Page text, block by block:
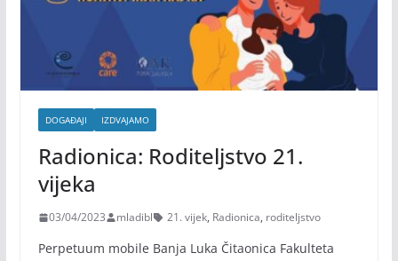
DOGAĐAJI IZDVAJAMO
Radionica: Roditeljstvo 21.
vijeka
03/04/2023 mladibl 21. vijek, Radionica, roditeljstvo
Perpetuum mobile Banja Luka Čitaonica Fakulteta